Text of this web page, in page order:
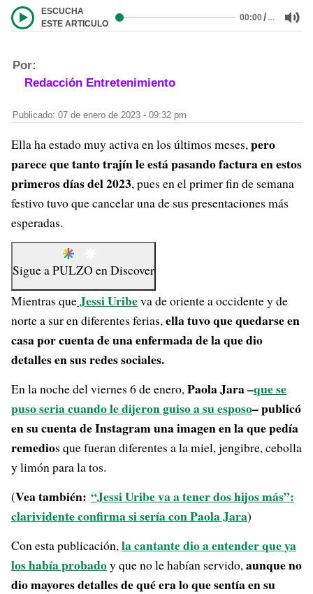
ESCUCHA
ESTE ARTICULO
00:00/…
Por:
Redacción Entretenimiento
Publicado: 07 de enero de 2023 - 09:32 pm
Ella ha estado muy activa en los últimos meses,pero
parece que tanto trajín le está pasando factura en estos
primeros días del 2023, pues en el primer fin de semana
festivo tuvo que cancelar una de sus presentaciones más
esperadas.
Sigue aPULZO enDiscover
Mientras queJessi Uribeva de oriente a occidente y de
norte a sur en diferentes ferias,ella tuvo que quedarse en
casa por cuenta de una enfermada de la que dio
detalles en sus redes sociales.
En la noche del viernes 6 de enero,Paola Jara –que se
puso seria cuando le dijeron guiso a su esposo– publicó
en su cuenta de Instagram una imagen en la que pedía
remedios que fueran diferentes a la miel, jengibre, cebolla
y limón para la tos.
(Vea también: “Jessi Uribe va a tener dos hijos más”:
clarividente confirma si sería con Paola Jara)
Con esta publicación,la cantante dio a entender que ya
los había probadoy que no le habían servido,aunque no
dio mayores detalles de qué era lo que sentía en su